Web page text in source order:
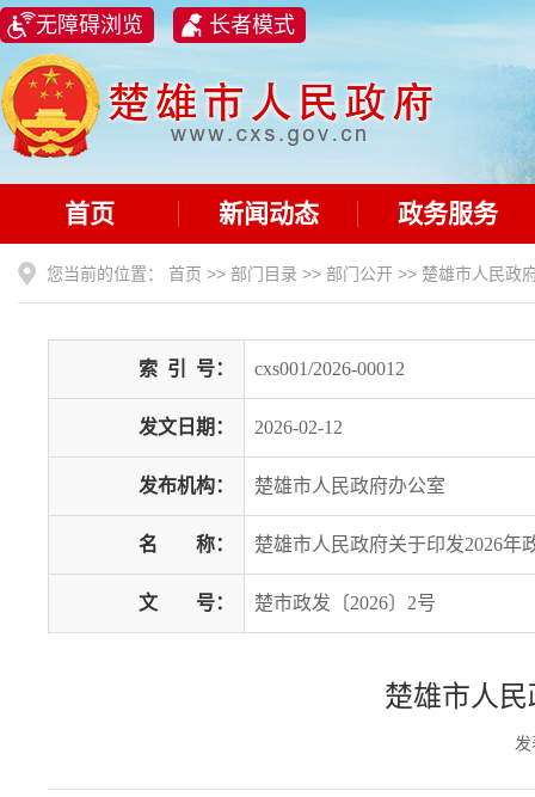
无障碍浏览 长者模式
首页 新闻动态 政务服务
您当前的位置： 首页 >> 部门目录 >> 部门公开 >> 楚雄市人民政
索 引 号： cxs001/2026-00012
发文日期： 2026-02-12
发布机构： 楚雄市人民政府办公室
名 称： 楚雄市人民政府关于印发2026年
文 号： 楚市政发〔2026〕2号
楚雄市人